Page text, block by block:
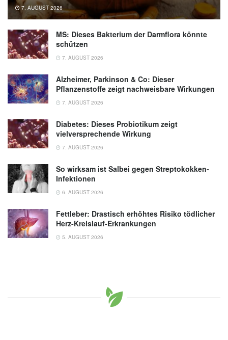
7. AUGUST 2026
MS: Dieses Bakterium der Darmflora könnte
schützen
7. AUGUST 2026
Alzheimer, Parkinson & Co: Dieser
Pflanzenstoffe zeigt nachweisbare Wirkungen
7. AUGUST 2026
Diabetes: Dieses Probiotikum zeigt
vielversprechende Wirkung
7. AUGUST 2026
So wirksam ist Salbei gegen Streptokokken-
Infektionen
6. AUGUST 2026
Fettleber: Drastisch erhöhtes Risiko tödlicher
Herz-Kreislauf-Erkrankungen
5. AUGUST 2026